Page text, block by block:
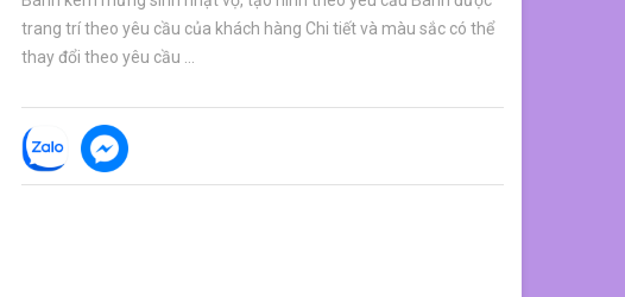
trang trí theo yêu cầu của khách hàng Chi tiết và màu sắc có thể
thay đổi theo yêu cầu ...